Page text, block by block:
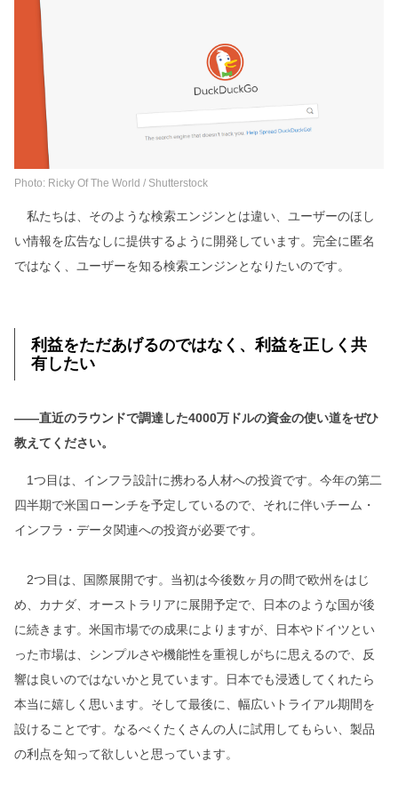
Photo: Ricky Of The World / Shutterstock
私たちは、そのような検索エンジンとは違い、ユーザーのほし
い情報を広告なしに提供するように開発しています。完全に匿名
ではなく、ユーザーを知る検索エンジンとなりたいのです。
利益をただあげるのではなく、利益を正しく共
有したい
――直近のラウンドで調達した4000万ドルの資金の使い道をぜひ
教えてください。
1つ目は、インフラ設計に携わる人材への投資です。今年の第二
四半期で米国ローンチを予定しているので、それに伴いチーム・
インフラ・データ関連への投資が必要です。
2つ目は、国際展開です。当初は今後数ヶ月の間で欧州をはじ
め、カナダ、オーストラリアに展開予定で、日本のような国が後
に続きます。米国市場での成果によりますが、日本やドイツとい
った市場は、シンプルさや機能性を重視しがちに思えるので、反
響は良いのではないかと見ています。日本でも浸透してくれたら
本当に嬉しく思います。そして最後に、幅広いトライアル期間を
設けることです。なるべくたくさんの人に試用してもらい、製品
の利点を知って欲しいと思っています。